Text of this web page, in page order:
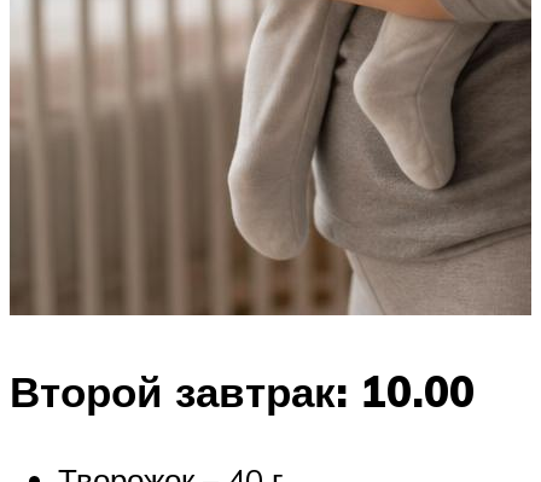
Второй завтрак: 10.00